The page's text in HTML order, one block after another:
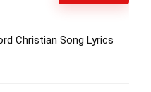
Christian Song Lyrics